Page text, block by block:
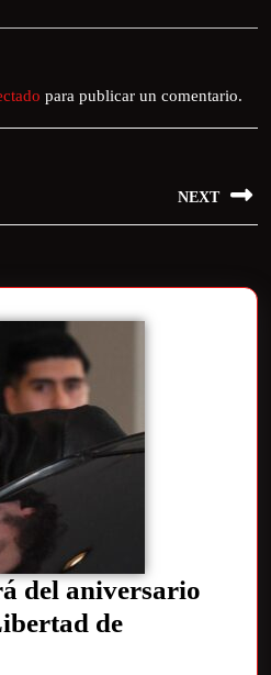
para publicar un comentario.
NEXT
del aniversario
de